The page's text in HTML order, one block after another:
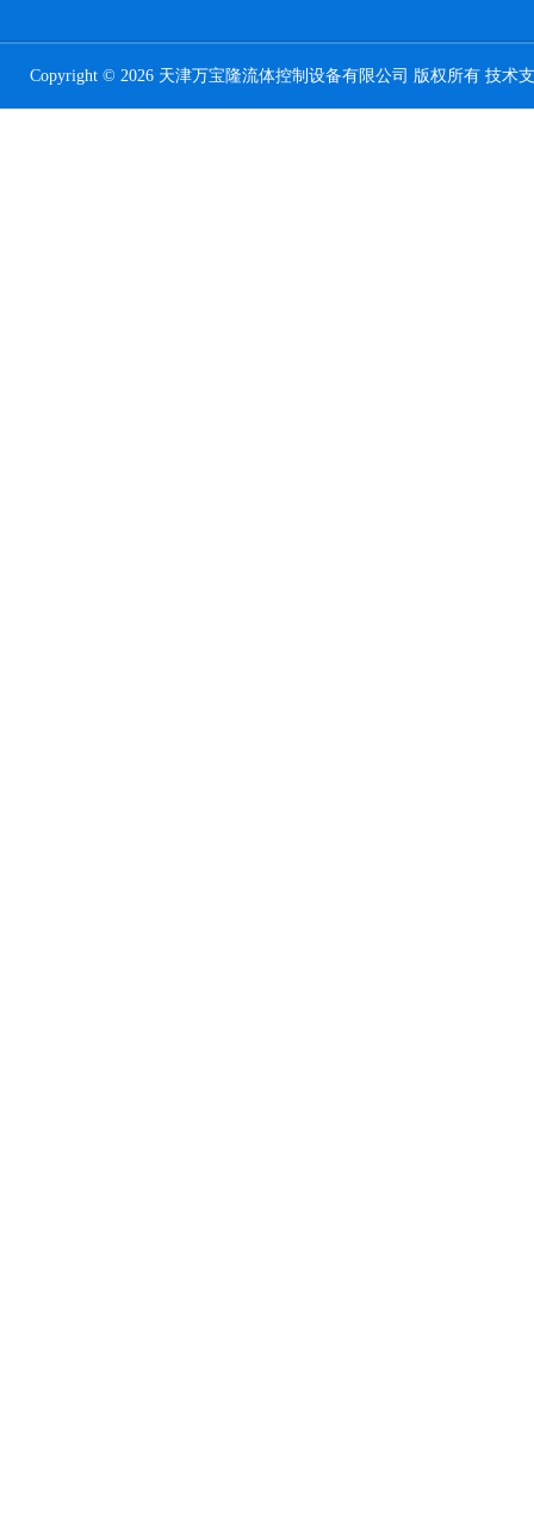
Copyright © 2026 天津万宝隆流体控制设备有限公司 版权所有 技术